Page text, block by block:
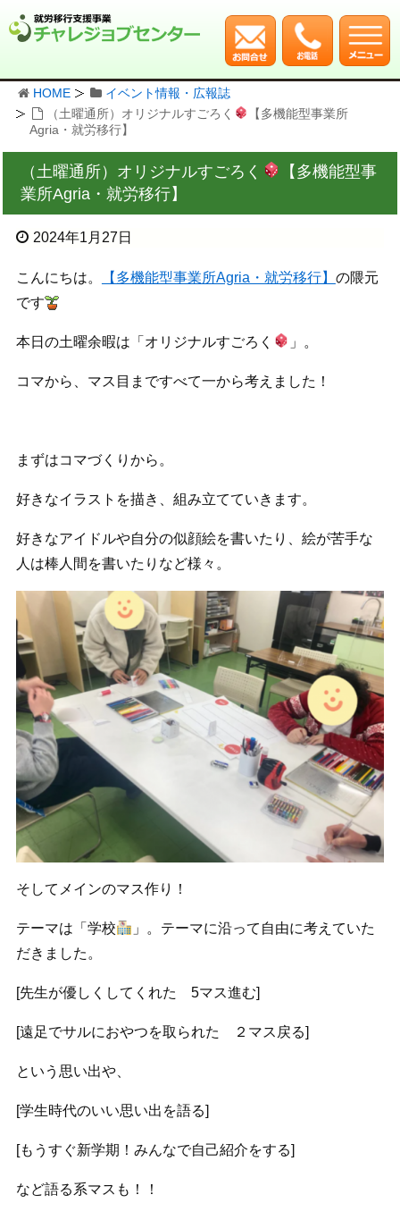
HOME
イベント情報・広報誌
（土曜通所）オリジナルすごろく
【多機能型事業所
Agria・就労移行】
（土曜通所）オリジナルすごろく
【多機能型事
業所Agria・就労移行】
2024年1月27日
こんにちは。 【多機能型事業所Agria・就労移行】 の隈元
です
本日の土曜余暇は「オリジナルすごろく 」。
コマから、マス目まですべて一から考えました！
まずはコマづくりから。
好きなイラストを描き、組み立てていきます。
好きなアイドルや自分の似顔絵を書いたり、絵が苦手な
人は棒人間を書いたりなど様々。
そしてメインのマス作り！
テーマは「学校
」。テーマに沿って自由に考えていた
だきました。
[先生が優しくしてくれた 5マス進む]
[遠足でサルにおやつを取られた ２マス戻る]
という思い出や、
[学生時代のいい思い出を語る]
[もうすぐ新学期！みんなで自己紹介をする]
など語る系マスも！！